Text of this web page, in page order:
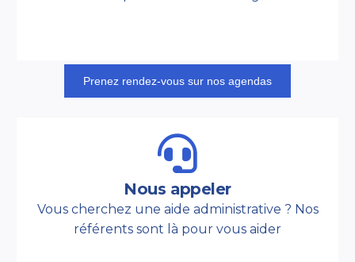
Prenez rendez-vous sur nos agendas
Nous appeler
Vous cherchez une aide administrative ? Nos
référents sont là pour vous aider